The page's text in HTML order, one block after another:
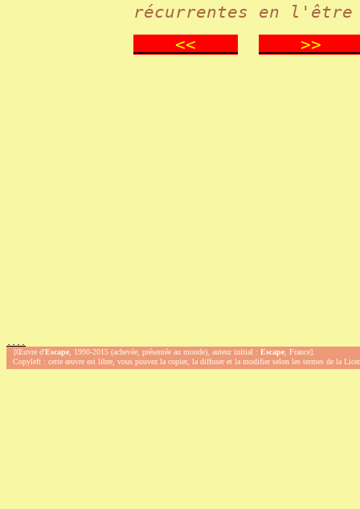
récurrentes en
<<
[Œuvre d'Escape, 1990-2015 (achevée, présentée au monde), auteur initial :Escape, France].
Copyleft : cette œuvre est libre, vous pouvez la copier, la diffuser et la modifier selon les termes de la